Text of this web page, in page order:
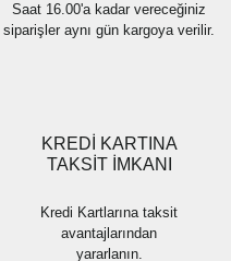
Saat 16.00'a kadar vereceğiniz
siparişler aynı gün kargoya verilir.
KREDİ KARTINA
TAKSİT İMKANI
Kredi Kartlarına taksit
avantajlarından
yararlanın.